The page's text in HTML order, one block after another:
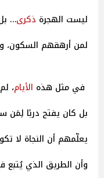
ليست الهجرة ذكرى…
لمن أرهقهم السكون،
في مثل هذه الأيام،
بل كان يفتح دربًا لِمَن
يعلّمهم أن النجاة لا
وأن الطريق الذي يُتبع